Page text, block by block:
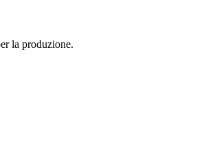
la produzione.